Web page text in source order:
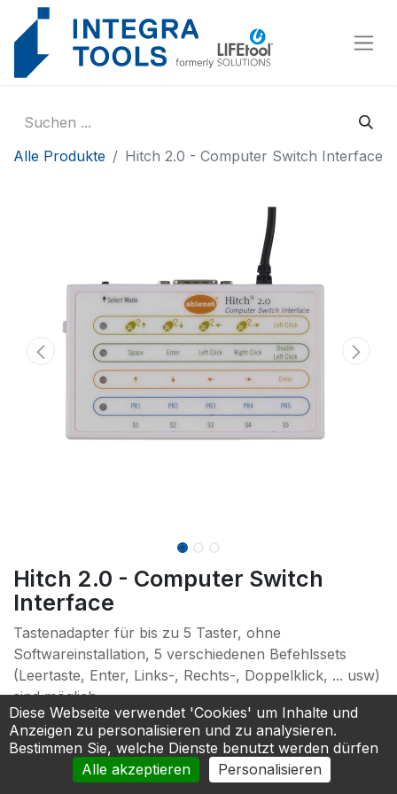
Alle Produkte Hitch 2.0 - Computer Switch Interface
Hitch 2.0 - Computer Switch
Interface
Tastenadapter für bis zu 5 Taster, ohne
Softwareinstallation, 5 verschiedenen Befehlssets
(Leertaste, Enter, Links-, Rechts-, Doppelklick, ... usw)
sind möglich
106,00€
In den Warenkorb
Cookie-Einstellungen
Diese Webseite verwendet 'Cookies' um Inhalte und
Anzeigen zu personalisieren und zu analysieren.
Bestimmen Sie, welche Dienste benutzt werden dürfen
Alle akzeptieren
Personalisieren